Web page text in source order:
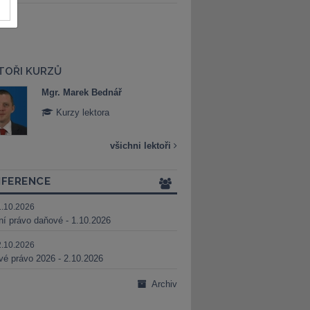
KURZŮ
Mgr. Marek Bednář
Kurzy lektora
všichni lektoři
právo daňové - 1.10.2026
právo 2026 - 2.10.2026
Archiv